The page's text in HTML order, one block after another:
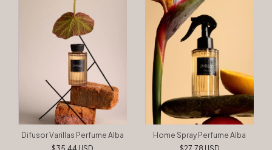
Difusor Varillas Perfume Alba
$35.44 USD
Home Spray Perfume Alba
$27.78 USD